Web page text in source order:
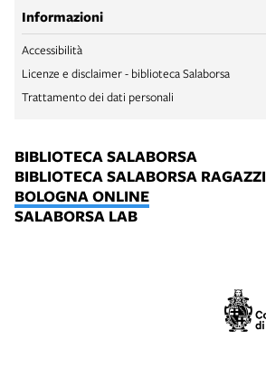
Informazioni
Accessibilità
Licenze e disclaimer - biblioteca Salaborsa
Trattamento dei dati personali
BIBLIOTECA SALABORSA
BIBLIOTECA SALABORSA RAGAZZI
BOLOGNA ONLINE
SALABORSA LAB